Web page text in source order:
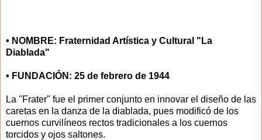
• NOMBRE: Fraternidad Artística y Cultural "La
Diablada"
• FUNDACIÓN: 25 de febrero de 1944
La "Frater" fue el primer conjunto en innovar el diseño de las
caretas en la danza de la diablada, pues modificó de los
cuernos curvilíneos rectos tradicionales a los cuernos
torcidos y ojos saltones.